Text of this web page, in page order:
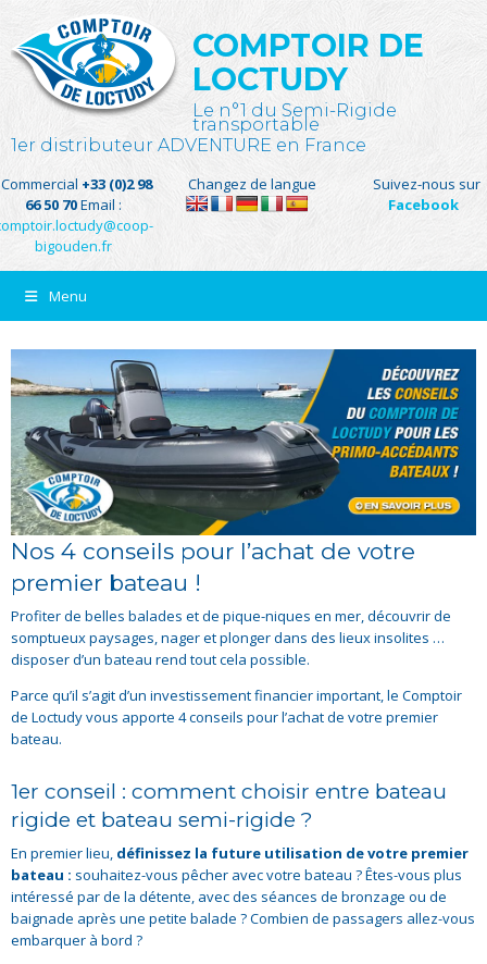
COMPTOIR DE
LOCTUDY
Le n°1 du Semi-Rigide
transportable
1er distributeur ADVENTURE en France
+33 (0)2 98
66 50 70Email :
bigouden.fr
Changez de langue
Suivez-nous sur
Facebook
Menu
Nos 4 conseils pour l’achat de votre
premier bateau !
Profiter de belles balades et de pique-niques en mer, découvrir de
somptueux paysages, nager et plonger dans des lieux insolites …
disposer d’un bateau rend tout cela possible.
Parce qu’il s’agit d’un investissement financier important, le Comptoir
de Loctudy vous apporte 4 conseils pour l’achat de votre premier
bateau.
1er conseil : comment choisir entre bateau
rigide et bateau semi-rigide ?
En premier lieu, définissez la future utilisation de votre premier
bateau : souhaitez-vous pêcher avec votre bateau ? Êtes-vous plus
intéressé par de la détente, avec des séances de bronzage ou de
baignade après une petite balade ? Combien de passagers allez-vous
embarquer à bord ?